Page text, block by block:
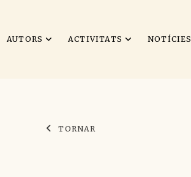
AUTORS ACTIVITATS NOTÍCIES
TORNAR